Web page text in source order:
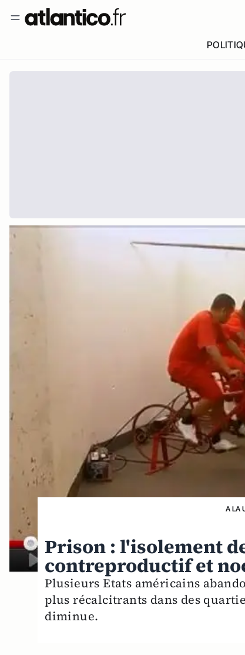
A LA
Prison : l'isolement
contreproductif et
Plusieurs Etats américains
plus récalcitrants dans des
diminue.